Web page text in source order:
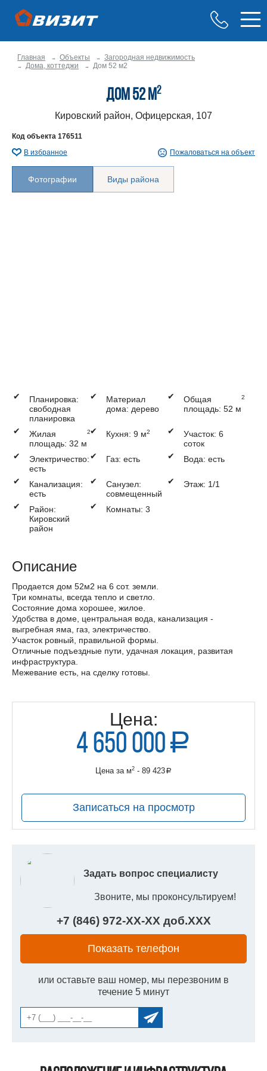
Главная Объекты
Загородная недвижимость
Дома, коттеджи
Дом 52 м2
Дом 52 м2
Кировский район, Офицерская, 107
Код объекта 176511
В избранное
Пожаловаться на объект
Фотографии Виды района
✔
Планировка:
свободная
планировка
✔
Материал
дома: дерево
✔
Общая
площадь: 52 м
2
✔
Жилая
площадь: 32 м
2✔ Кухня: 9 м2 ✔
Участок: 6
соток
✔
Электричество:
есть
✔ Газ: есть ✔ Вода: есть
✔
Канализация:
есть
✔
Санузел:
совмещенный
✔ Этаж: 1/1
✔
Район:
Кировский
район
✔ Комнаты: 3
Описание
Продается дом 52м2 на 6 сот. земли.
Три комнаты, всегда тепло и светло.
Состояние дома хорошее, жилое.
Удобства в доме, центральная вода, канализация -
выгребная яма, газ, электричество.
Участок ровный, правильной формы.
Отличные подъездные пути, удачная локация, развитая
инфраструктура.
Межевание есть, на сделку готовы.
Цена:
4 650 000 a
руб.
Цена за м2 - 89 423 a
Записаться на просмотр
Задать вопрос специалисту
Звоните, мы проконсультируем!
+7 (846) 972-XX-XX доб.XXX
Показать телефон
или оставьте ваш номер, мы перезвоним в
течение 5 минут